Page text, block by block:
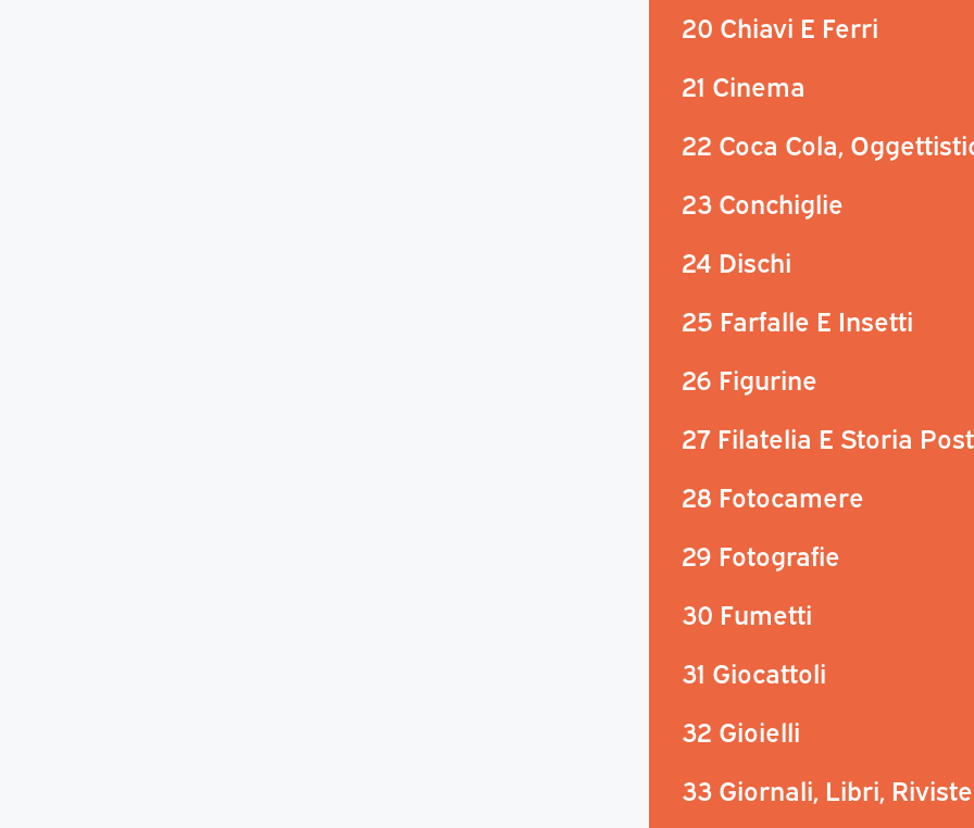
20 Chiavi E Ferri
21 Cinema
22 Coca Cola,
23 Conchiglie
24 Dischi
25 Farfalle E Insetti
26 Figurine
27 Filatelia E Storia
28 Fotocamere
29 Fotografie
30 Fumetti
31 Giocattoli
32 Gioielli
33 Giornali, Libri, Riviste